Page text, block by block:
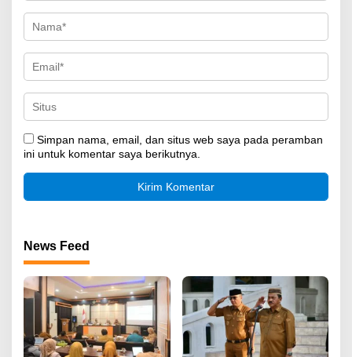
Simpan nama, email, dan situs web saya pada peramban
ini untuk komentar saya berikutnya.
News Feed